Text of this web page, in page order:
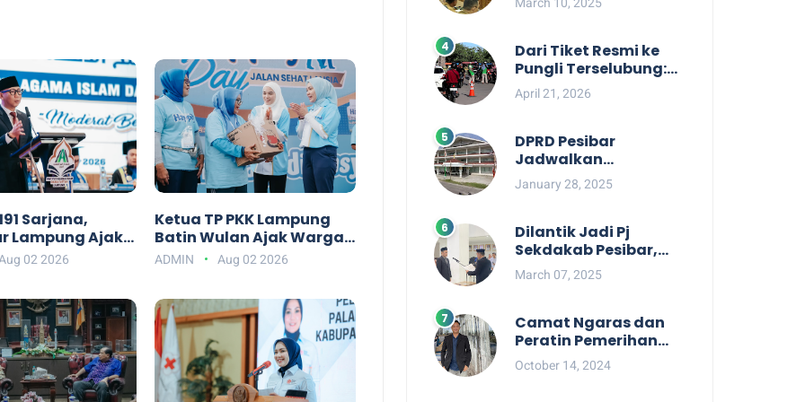
Sarjana,
Lampung Ajak
Darul Fattah
Era AI
Aug 02 2026
Ketua TP PKK Lampung
Batin Wulan Ajak Warga
Mewujudkan Lansia
ADMIN Aug 02 2026
Berpihak kepada
Rapat Koordinasi OPD
Dari Tiket Resmi ke
Pungli Terselubung:
Kisruh Rp36 Juta
Pengelolaan Tiket
Jukung
April 21, 2026
DPRD Pesibar
Jadwalkan
Pemanggilan Pihak
Pemkab Terkait Nasib
Tahun 2025
January 28, 2025
Dilantik Jadi Pj
Sekdakab Pesibar,
Tedi Zadmiko
Ternyata Punya
Gemilang
March 07, 2025
Camat Ngaras dan
Peratin Pemerihan
Diduga Terlibat
Politik Praktis,
October 14, 2024